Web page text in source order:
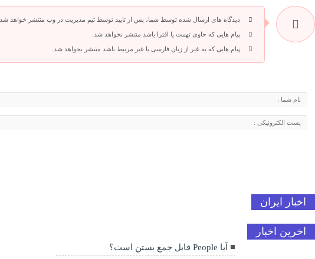
دیدگاه های ارسال شده توسط شما، پس از تایید توسط تیم مدیریت در وب منتشر خواهد شد.
پیام هایی که حاوی تهمت یا افترا باشد منتشر نخواهد شد.
پیام هایی که به غیر از زبان فارسی یا غیر مرتبط باشد منتشر نخواهد شد.
اخبار ایران
اخرین اخبار
آیا People قابل جمع بستن است؟